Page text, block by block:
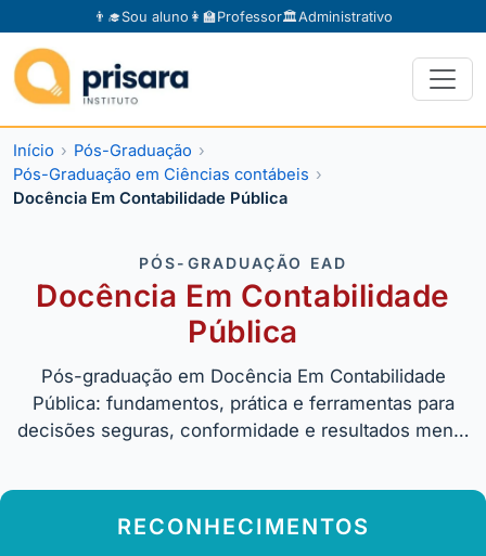
👨‍🎓Sou aluno 👩‍🏫Professor🏛️Administrativo
Início
Pós-Graduação
Pós-Graduação em Ciências contábeis
Docência Em Contabilidade Pública
PÓS-GRADUAÇÃO EAD
Docência Em Contabilidade
Pública
Pós-graduação em Docência Em Contabilidade
Pública: fundamentos, prática e ferramentas para
decisões seguras, conformidade e resultados men…
RECONHECIMENTOS